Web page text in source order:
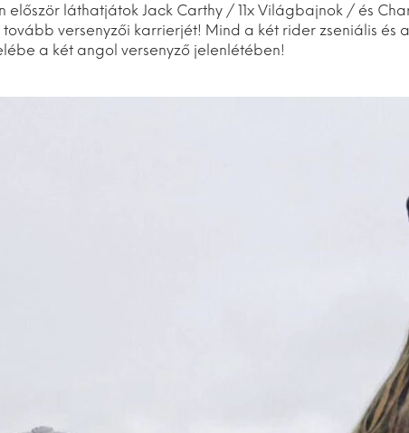
először láthatjátok Jack Carthy / 11x Világbajnok / és
versenyzői karrierjét! Mind a két rider zseniális és
a két angol versenyző jelenlétében!